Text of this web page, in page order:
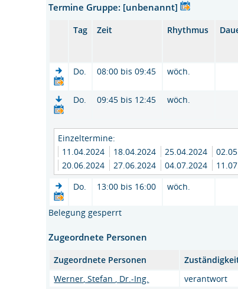
Termine Gruppe: [unbenannt]
Tag Zeit Rhythmus
Do. 08:00 bis 09:45 wöch.
Do. 09:45 bis 12:45 wöch.
Einzeltermine:
11.04.2024
18.04.2024 25.04.2024
20.06.2024
27.06.2024 04.07.2024
Do.
13:00 bis 16:00 wöch.
Belegung gesperrt
Zugeordnete Personen
Zugeordnete Personen
Werner, Stefan , Dr.-Ing.
verantwort